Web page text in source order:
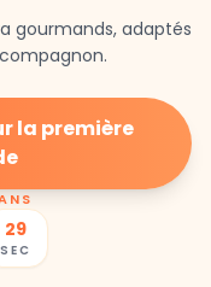
gourmands, adaptés
la première
27
SEC